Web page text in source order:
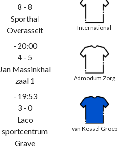
8 - 8
Sporthal
Overasselt
International
- 20:00
4 - 5
Jan Massinkhal
zaal 1
Admodum Zorg
- 19:53
3 - 0
Laco
sportcentrum
Grave
van Kessel Groep